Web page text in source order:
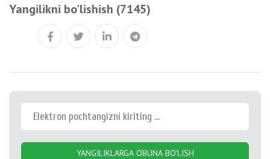
Yangilikni bo'lishish (7145)
YANGILIKLARGA OBUNA BO'LISH